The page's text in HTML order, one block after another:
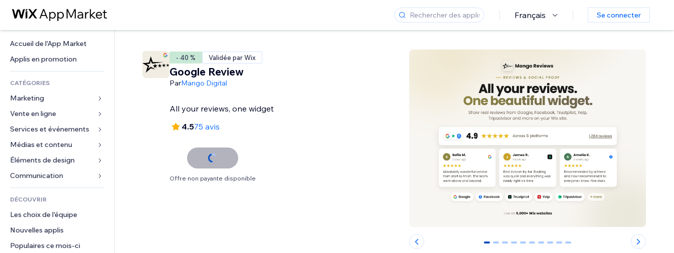
Français Se connecter
Accueil de l'App Market
Applis en promotion
CATÉGORIES
Marketing
Publicités
Mobile
Données analytiques
Réseaux sociaux
Classement de sites
E-mail
Vente en ligne
Applis pour les boutiques
Expédition et livraison
Boutons Vente
Comptabilité
Coupons et fidélisation
Solutions d'entreposage
Services et événements
Hôtels
Événements
Restaurants
Immobilier
Réservations
Médias et contenu
Galerie
Musique
Podcasts
Photographie
Vidéo
PDF
Partage de fichiers
Éléments de design
Cartes et navigation
Confidentialité
Horloge
Modèles de pages
Effets sur images
Boutons et menus
Formulaires
Sondages
Chat
Commentaires
DÉCOUVRIR
Les choix de l'équipe
Nouvelles applis
Populaires ce mois‑ci
- 40 % Validée par Wix
Google Review
ParMango Digital
All your reviews, one widget
4.575 avis
Offre non payante disponible
0 1 2 3 4 5 6 7 8 9